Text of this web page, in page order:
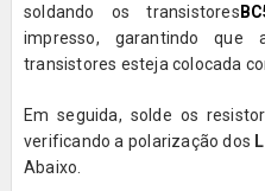
soldando os transistores
impresso, garantindo que
transistores esteja colocada
Em seguida, solde os
verificando a polarização dos
Abaixo.